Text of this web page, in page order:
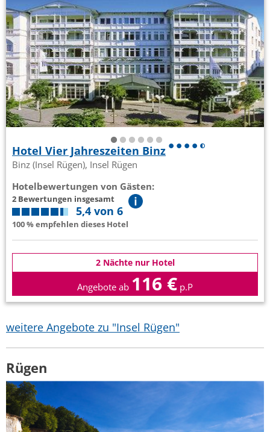
Hotel Vier Jahreszeiten Binz
Binz (Insel Rügen), Insel Rügen
Hotelbewertungen von Gästen:
2 Bewertungen insgesamt
5,4 von 6
100 % empfehlen dieses Hotel
2 Nächte nur Hotel
Angebote ab 116 € p.P
weitere Angebote zu "Insel Rügen"
Rügen